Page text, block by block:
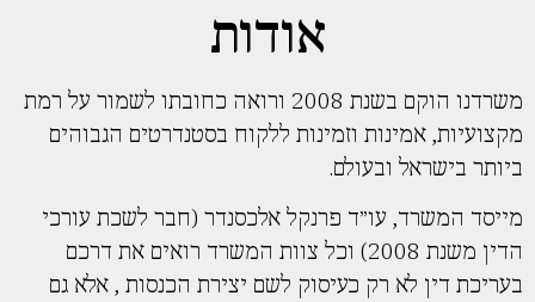
אודות
משרדנו הוקם בשנת 2008 ורואה כחובתו לשמור על רמת
מקצועיות, אמינות וזמינות ללקוח בסטנדרטים הגבוהים
ביותר בישראל ובעולם.
מייסד המשרד, עו״ד פרנקל אלכסנדר (חבר לשכת עורכי
הדין משנת 2008) וכל צוות המשרד רואים את דרכם
בעריכת דין לא רק כעיסוק לשם יצירת הכנסות , אלא גם